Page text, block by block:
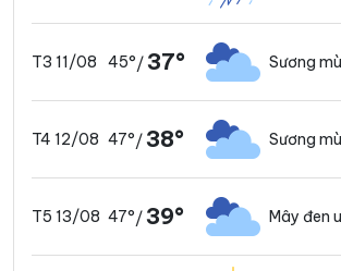
T3 11/08 45°/ 37° Sương mù
T4 12/08 47°/ 38° Sương mù
T5 13/08 47°/ 39° Mây đen